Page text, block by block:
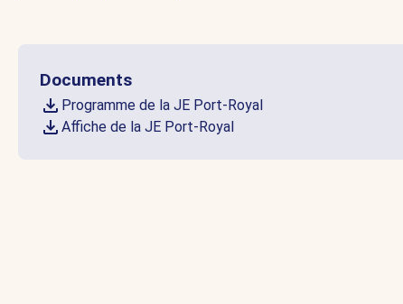
Documents
Programme de la JE Port-Royal
Affiche de la JE Port-Royal